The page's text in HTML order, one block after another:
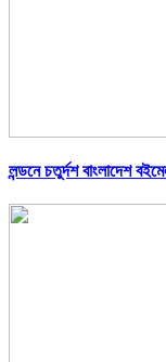
লন্ডনে চতুর্দশ বাংলাদেশ